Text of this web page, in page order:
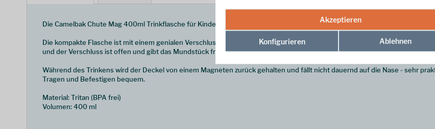
Die Camelbak Chute Mag 400ml Trinkflasche für Kinder ist aus leichtem, bruchfestem Tritan™ Kunststoff hergestellt,
Die kompakte Flasche ist mit einem genialen Verschluss ausgestattet, der durch sein ergonomisches, leicht
und der Verschluss ist offen und gibt das Mundstück frei.
Während des Trinkens wird der Deckel von einem Magneten zurück gehalten und fällt nicht dauernd auf die Nase - sehr
Tragen und Befestigen bequem.
Material: Tritan (BPA frei)
Volumen: 400 ml
Akzeptieren
Konfigurieren Ablehnen